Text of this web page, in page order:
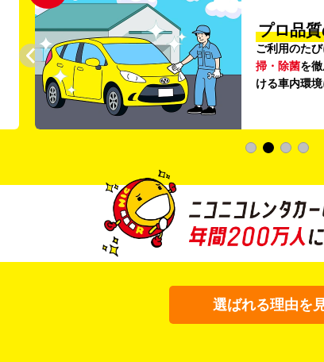
プロ品
ご利用のた
掃・除菌を
ける車内環
選ばれる理由を